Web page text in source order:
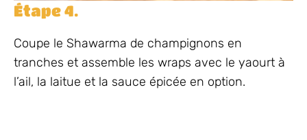
Étape 4.
Coupe le Shawarma de champignons en
tranches et assemble les wraps avec le yaourt à
l’ail, la laitue et la sauce épicée en option.